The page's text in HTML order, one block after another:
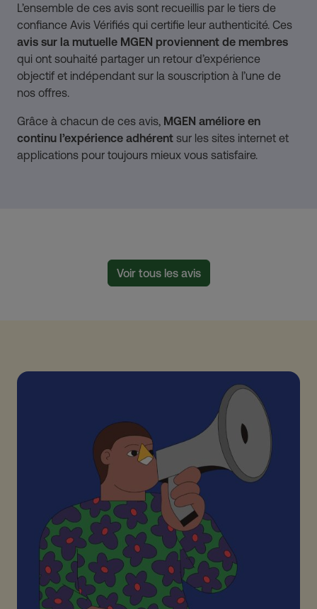
L’ensemble de ces avis sont recueillis par le tiers de
confiance Avis Vérifiés qui certifie leur authenticité. Ces
avis sur la mutuelle MGEN proviennent de membres
qui ont souhaité partager un retour d’expérience
objectif et indépendant sur la souscription à l’une de
nos offres.
Grâce à chacun de ces avis, MGEN améliore en
continu l’expérience adhérent sur les sites internet et
applications pour toujours mieux vous satisfaire.
Voir tous les avis